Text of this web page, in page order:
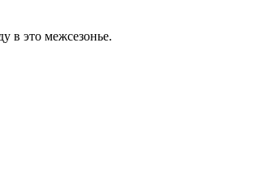
в это межсезонье.